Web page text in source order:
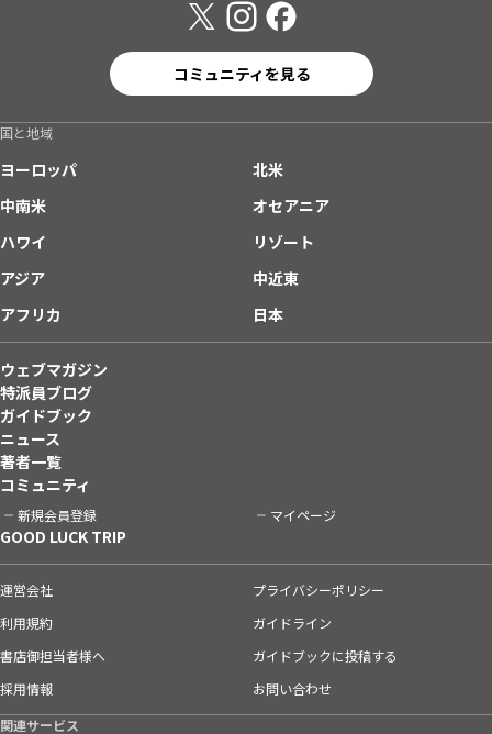
コミュニティを見る
国と地域
ヨーロッパ
北米
中南米
オセアニア
ハワイ
リゾート
アジア
中近東
アフリカ
日本
ウェブマガジン
特派員ブログ
ガイドブック
ニュース
著者一覧
コミュニティ
新規会員登録 マイページ
GOOD LUCK TRIP
運営会社
プライバシーポリシー
利用規約
ガイドライン
書店御担当者様へ
ガイドブックに投稿する
採用情報
お問い合わせ
関連サービス